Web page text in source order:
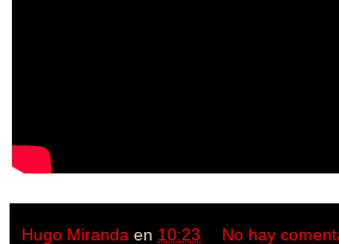
Hugo Miranda en 10:23 No hay